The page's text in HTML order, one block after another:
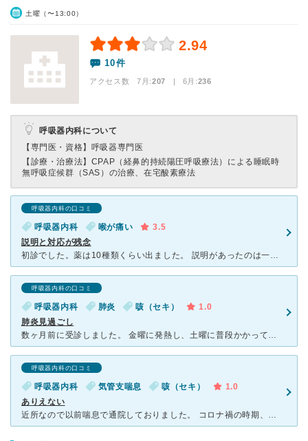
土曜（〜13:00）
2.94
10件
アクセス数 7月:207 | 6月:236
呼吸器内科について
【専門医・資格】 呼吸器専門医
【診療・治療法】 CPAP（経鼻的持続陽圧呼吸療法）による睡眠時
無呼吸症候群（SAS）の治療、在宅酸素療法
呼吸器内科の口コミ
呼吸器内科 喉が痛い
3.5
説明と対応が残念
初診でした。薬は10種類くらい出ました。 説明があったのは一種類の薬のみで残りは処方されたことすら知らなかったです。 点滴では消毒を忘れられ、座った状態での点滴。台も無く針刺しに自信のなさそう
呼吸器内科の口コミ
呼吸器内科 肺炎 咳（セキ）
1.0
肺炎見過ごし
数ヶ月前に受診しました。 金曜に発熱し、土曜に普段かかっているクリニックに受診したくて電話しましたが予約者が多く診て貰えず、ネットで探してここに行きました。持病の喘息もあり咳がよく出ていました。お決
呼吸器内科の口コミ
呼吸器内科 気管支喘息 咳（セキ）
1.0
ありえない
近所なので以前喘息で通院しておりました。 コロナ禍の時期、喘息が酷く、発熱もなくコロナ検査も陰性と電話口で伝えましたが、 受付の方に『咳をしている状態ですと他の患者様の迷惑になりますので』と断られ